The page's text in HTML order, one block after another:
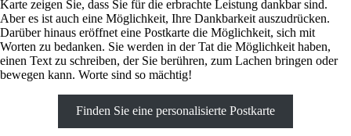
Karte zeigen Sie, dass Sie für die erbrachte Leistung dankbar sind.
Aber es ist auch eine Möglichkeit, Ihre Dankbarkeit auszudrücken.
Darüber hinaus eröffnet eine Postkarte die Möglichkeit, sich mit
Worten zu bedanken. Sie werden in der Tat die Möglichkeit haben,
einen Text zu schreiben, der Sie berühren, zum Lachen bringen oder
bewegen kann. Worte sind so mächtig!
Finden Sie eine personalisierte Postkarte